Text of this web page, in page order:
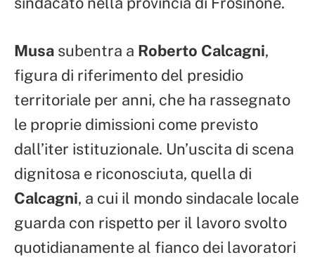
Musa subentra a Roberto Calcagni,
figura di riferimento del presidio
territoriale per anni, che ha rassegnato
le proprie dimissioni come previsto
dall’iter istituzionale. Un’uscita di scena
dignitosa e riconosciuta, quella di
Calcagni, a cui il mondo sindacale locale
guarda con rispetto per il lavoro svolto
quotidianamente al fianco dei lavoratori